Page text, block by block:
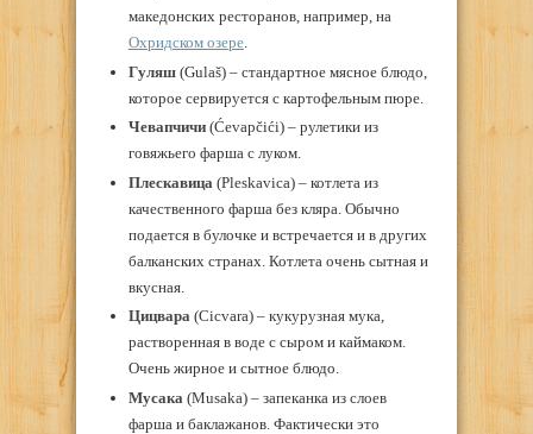
македонских ресторанов, например, на
Охридском озере.
Гуляш(Gulaš) – стандартное мясное блюдо,
которое сервируется с картофельным пюре.
Чевапчичи(Ćevapčići) – рулетики из
говяжьего фарша с луком.
Плескавица (Pleskavica) – котлета из
качественного фарша без кляра. Обычно
подается в булочке и встречается и в других
балканских странах. Котлета очень сытная и
вкусная.
Цицвара(Cicvara) – кукурузная мука,
растворенная в воде с сыром и каймаком.
Очень жирное и сытное блюдо.
Мусака (Musaka) – запеканка из слоев
фарша и баклажанов. Фактически это